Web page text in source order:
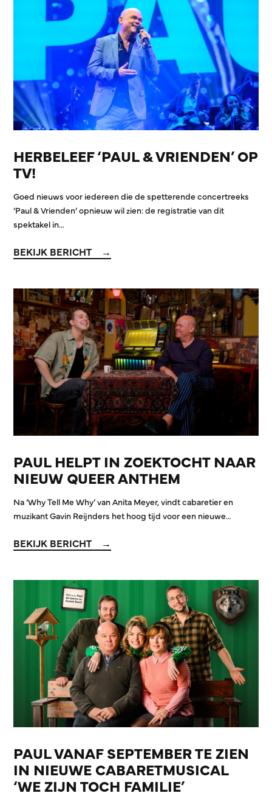
HERBELEEF ‘PAUL & VRIENDEN’ OP
TV!
Goed nieuws voor iedereen die de spetterende concertreeks
‘Paul & Vrienden’ opnieuw wil zien: de registratie van dit
spektakel in…
BEKIJK BERICHT
PAUL HELPT IN ZOEKTOCHT NAAR
NIEUW QUEER ANTHEM
Na ‘Why Tell Me Why’ van Anita Meyer, vindt cabaretier en
muzikant Gavin Reijnders het hoog tijd voor een nieuwe…
BEKIJK BERICHT
PAUL VANAF SEPTEMBER TE ZIEN
IN NIEUWE CABARETMUSICAL
‘WE ZIJN TOCH FAMILIE’